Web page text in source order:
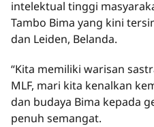
intelektual tinggi
Tambo Bima yang kini
dan Leiden, Belanda.
“Kita memiliki warisan
MLF, mari kita kenalkan
dan budaya Bima kepada
penuh semangat.